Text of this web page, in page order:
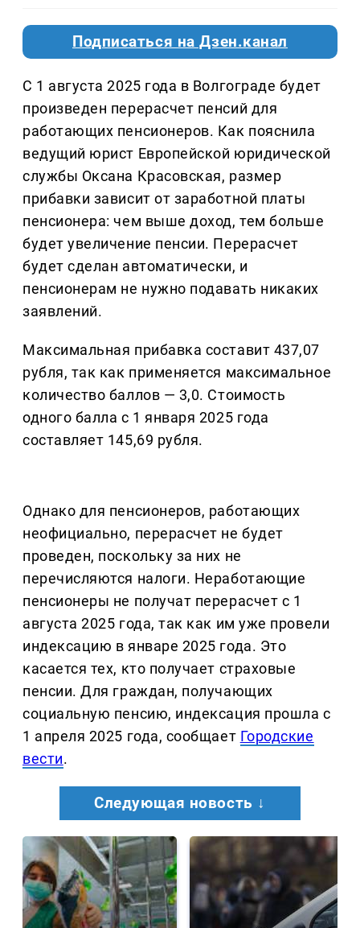
Подписаться на Дзен.канал
С 1 августа 2025 года в Волгограде будет
произведен перерасчет пенсий для
работающих пенсионеров. Как пояснила
ведущий юрист Европейской юридической
службы Оксана Красовская, размер
прибавки зависит от заработной платы
пенсионера: чем выше доход, тем больше
будет увеличение пенсии. Перерасчет
будет сделан автоматически, и
пенсионерам не нужно подавать никаких
заявлений.
Максимальная прибавка составит 437,07
рубля, так как применяется максимальное
количество баллов — 3,0. Стоимость
одного балла с 1 января 2025 года
составляет 145,69 рубля.
Однако для пенсионеров, работающих
неофициально, перерасчет не будет
проведен, поскольку за них не
перечисляются налоги. Неработающие
пенсионеры не получат перерасчет с 1
августа 2025 года, так как им уже провели
индексацию в январе 2025 года. Это
касается тех, кто получает страховые
пенсии. Для граждан, получающих
социальную пенсию, индексация прошла с
1 апреля 2025 года, сообщает Городские
вести.
Следующая новость ↓